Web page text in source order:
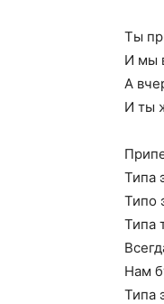
Ты
И мы
А
И ты
Типа
Типо
Типа
Нам
Типа